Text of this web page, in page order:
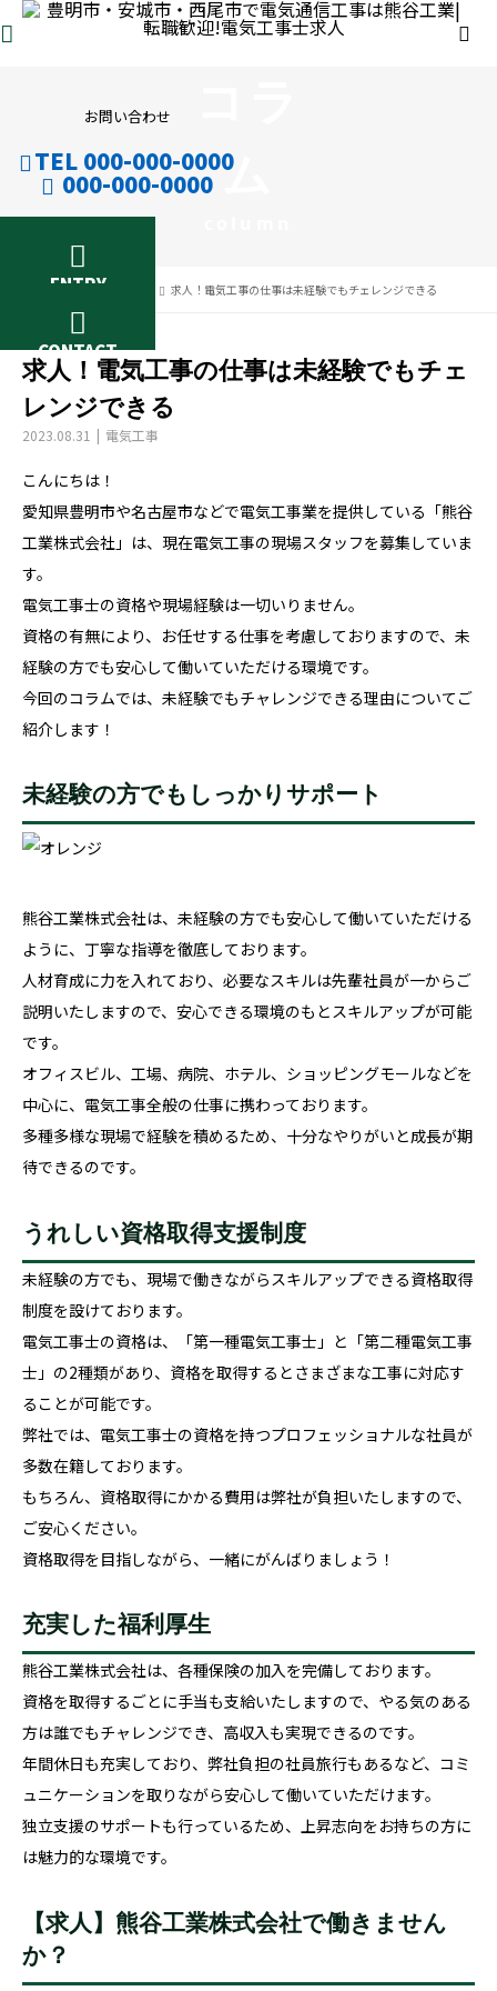
お問い合わせ
TEL 000-000-0000
000-000-0000
ENTRY
CONTACT
ム
求人！電気工事の仕事は未経験でもチェレンジできる
求人！電気工事の仕事は未経験でもチェ
レンジできる
2023.08.31 電気工事
こんにちは！
愛知県豊明市や名古屋市などで電気工事業を提供している「熊谷
工業株式会社」は、現在電気工事の現場スタッフを募集していま
す。
電気工事士の資格や現場経験は一切いりません。
資格の有無により、お任せする仕事を考慮しておりますので、未
経験の方でも安心して働いていただける環境です。
今回のコラムでは、未経験でもチャレンジできる理由についてご
紹介します！
未経験の方でもしっかりサポート
熊谷工業株式会社は、未経験の方でも安心して働いていただける
ように、丁寧な指導を徹底しております。
人材育成に力を入れており、必要なスキルは先輩社員が一からご
説明いたしますので、安心できる環境のもとスキルアップが可能
です。
オフィスビル、工場、病院、ホテル、ショッピングモールなどを
中心に、電気工事全般の仕事に携わっております。
多種多様な現場で経験を積めるため、十分なやりがいと成長が期
待できるのです。
うれしい資格取得支援制度
未経験の方でも、現場で働きながらスキルアップできる資格取得
制度を設けております。
電気工事士の資格は、「第一種電気工事士」と「第二種電気工事
士」の2種類があり、資格を取得するとさまざまな工事に対応す
ることが可能です。
弊社では、電気工事士の資格を持つプロフェッショナルな社員が
多数在籍しております。
もちろん、資格取得にかかる費用は弊社が負担いたしますので、
ご安心ください。
資格取得を目指しながら、一緒にがんばりましょう！
充実した福利厚生
熊谷工業株式会社は、各種保険の加入を完備しております。
資格を取得するごとに手当も支給いたしますので、やる気のある
方は誰でもチャレンジでき、高収入も実現できるのです。
年間休日も充実しており、弊社負担の社員旅行もあるなど、コミ
ュニケーションを取りながら安心して働いていただけます。
独立支援のサポートも行っているため、上昇志向をお持ちの方に
は魅力的な環境です。
【求人】熊谷工業株式会社で働きません
か？